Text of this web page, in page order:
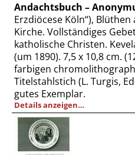
Andachtsbuch –
Erzdiöcese Köln“),
Kirche. Vollständiges
katholische Christen.
(um 1890). 7,5 x 10,8 cm.
farbigen
Titelstahlstich (L. Turgis,
gutes Exemplar.
Details anzeigen…